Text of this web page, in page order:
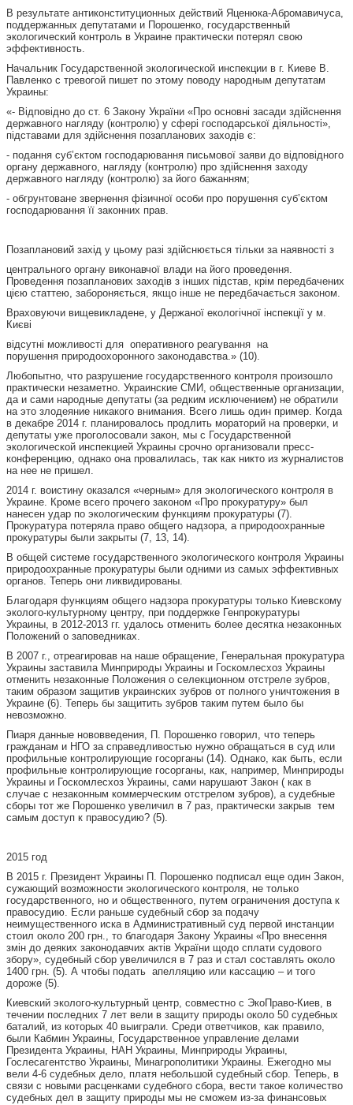
В результате антиконституционных действий Яценюка-Абромавичуса,
поддержанных депутатами и Порошенко, государственный
экологический контроль в Украине практически потерял свою
эффективность.
Начальник Государственной экологической инспекции в г. Киеве В.
Павленко с тревогой пишет по этому поводу народным депутатам
Украины:
«- Відповідно до ст. 6 Закону України «Про основні засади здійснення
державного нагляду (контролю) у сфері господарської діяльності»,
підставами для здійснення позапланових заходів є:
- подання суб’єктом господарювання письмової заяви до відповідного
органу державного, нагляду (контролю) про здійснення заходу
державного нагляду (контролю) за його бажанням;
- обгрунтоване звернення фізичної особи про порушення суб’єктом
господарювання її законних прав.
Позаплановий захід у цьому разі здійснюється тільки за наявності з
центрального органу виконавчої влади на його проведення.
Проведення позапланових заходів з інших підстав, крім передбачених
цією статтею, забороняється, якщо інше не передбачається законом.
Враховуючи вищевикладене, у Держаної екологічної інспекції у м.
Києві
відсутні можливості для оперативного реагування на
порушення природоохоронного законодавства.» (10).
Любопытно, что разрушение государственного контроля произошло
практически незаметно. Украинские СМИ, общественные организации,
да и сами народные депутаты (за редким исключением) не обратили
на это злодеяние никакого внимания. Всего лишь один пример. Когда
в декабре 2014 г. планировалось продлить мораторий на проверки, и
депутаты уже проголосовали закон, мы с Государственной
экологической инспекцией Украины срочно организовали пресс-
конференцию, однако она провалилась, так как никто из журналистов
на нее не пришел.
2014 г. воистину оказался «черным» для экологического контроля в
Украине. Кроме всего прочего законом «Про прокуратуру» был
нанесен удар по экологическим функциям прокуратуры (7).
Прокуратура потеряла право общего надзора, а природоохранные
прокуратуры были закрыты (7, 13, 14).
В общей системе государственного экологического контроля Украины
природоохранные прокуратуры были одними из самых эффективных
органов. Теперь они ликвидированы.
Благодаря функциям общего надзора прокуратуры только Киевскому
эколого-культурному центру, при поддержке Генпрокуратуры
Украины, в 2012-2013 гг. удалось отменить более десятка незаконных
Положений о заповедниках.
В 2007 г., отреагировав на наше обращение, Генеральная прокуратура
Украины заставила Минприроды Украины и Госкомлесхоз Украины
отменить незаконные Положения о селекционном отстреле зубров,
таким образом защитив украинских зубров от полного уничтожения в
Украине (6). Теперь бы защитить зубров таким путем было бы
невозможно.
Пиаря данные нововведения, П. Порошенко говорил, что теперь
гражданам и НГО за справедливостью нужно обращаться в суд или
профильные контролирующие госорганы (14). Однако, как быть, если
профильные контролирующие госорганы, как, например, Минприроды
Украины и Госкомлесхоз Украины, сами нарушают Закон ( как в
случае с незаконным коммерческим отстрелом зубров), а судебные
сборы тот же Порошенко увеличил в 7 раз, практически закрыв тем
самым доступ к правосудию? (5).
2015 год
В 2015 г. Президент Украины П. Порошенко подписал еще один Закон,
сужающий возможности экологического контроля, не только
государственного, но и общественного, путем ограничения доступа к
правосудию. Если раньше судебный сбор за подачу
неимущественного иска в Административный суд первой инстанции
стоил около 200 грн., то благодаря Закону Украины «Про внесення
змін до деяких законодавчих актів України щодо сплати судового
збору», судебный сбор увеличился в 7 раз и стал составлять около
1400 грн. (5). А чтобы подать апелляцию или кассацию – и того
дороже (5).
Киевский эколого-культурный центр, совместно с ЭкоПраво-Киев, в
течении последних 7 лет вели в защиту природы около 50 судебных
баталий, из которых 40 выиграли. Среди ответчиков, как правило,
были Кабмин Украины, Государственное управление делами
Президента Украины, НАН Украины, Минприроды Украины,
Гослесагентство Украины, Минагрополитики Украины. Ежегодно мы
вели 4-6 судебных дело, платя небольшой судебный сбор. Теперь, в
связи с новыми расценками судебного сбора, вести такое количество
судебных дел в защиту природы мы не сможем из-за финансовых